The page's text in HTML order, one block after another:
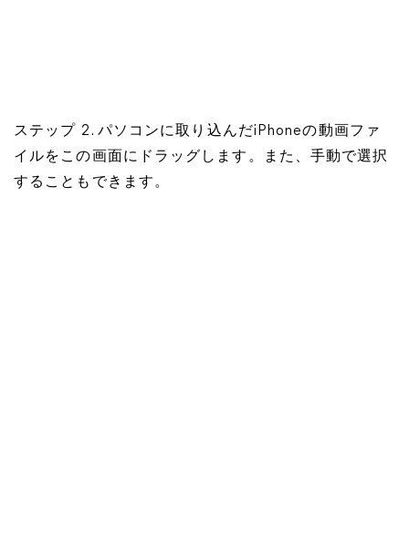
ステップ 2. パソコンに取り込んだiPhoneの動画ファ
イルをこの画面にドラッグします。また、手動で選択
することもできます。